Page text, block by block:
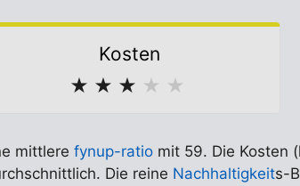
Kosten
★ ★ ★ ★ ★
mittlere fynup-ratio mit 59. Die Kosten
Die reine Nachhaltigkeits-